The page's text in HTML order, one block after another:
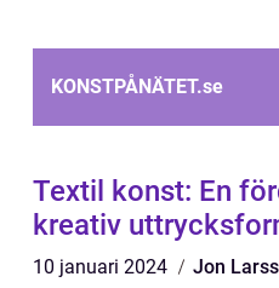
KONSTPÅNÄTET.se
Textil konst: En
kreativ
10 januari 2024 Jon